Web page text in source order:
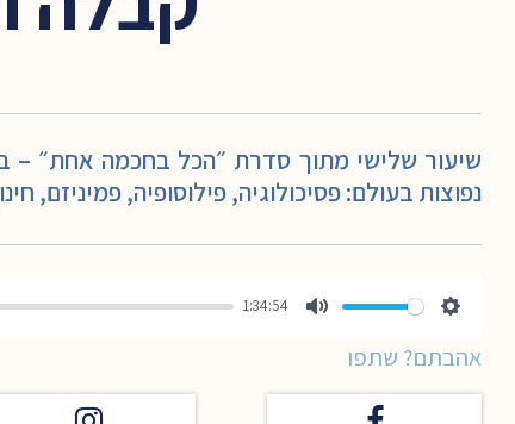
שיעור שלישי מתוך סדרת ״הכל בחכמה אחת״ –
נפוצות בעולם: פסיכולוגיה, פילוסופיה, פמיניזם,
1:34:54
אהבתם? שתפו